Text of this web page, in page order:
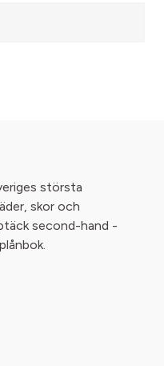
största
skor och
second-hand -